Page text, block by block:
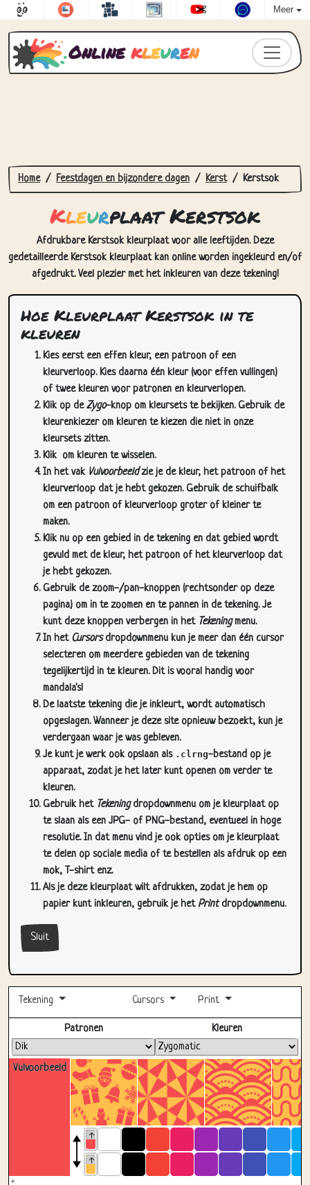
Meer
Online kleuren
Home Feestdagen en bijzondere dagen Kerst Kerstsok
Kleurplaat Kerstsok
Afdrukbare Kerstsok kleurplaat voor alle leeftijden. Deze
gedetailleerde Kerstsok kleurplaat kan online worden ingekleurd en/of
afgedrukt. Veel plezier met het inkleuren van deze tekening!
Hoe Kleurplaat Kerstsok in te
kleuren
Kies eerst een effen kleur, een patroon of een
kleurverloop. Kies daarna één kleur (voor effen vullingen)
of twee kleuren voor patronen en kleurverlopen.
Klik op deZygo-knop om kleursets te bekijken. Gebruik de
kleurenkiezer om kleuren te kiezen die niet in onze
kleursets zitten.
Klik om kleuren te wisselen.
In het vak Vulvoorbeeldzie je de kleur, het patroon of het
kleurverloop dat je hebt gekozen. Gebruik de schuifbalk
om een patroon of kleurverloop groter of kleiner te
maken.
Klik nu op een gebied in de tekening en dat gebied wordt
gevuld met de kleur, het patroon of het kleurverloop dat
je hebt gekozen.
Gebruik de zoom-/pan-knoppen (rechtsonder op deze
pagina) om in te zoomen en te pannen in de tekening. Je
kunt deze knoppen verbergen in het Tekeningmenu.
In het Cursorsdropdownmenu kun je meer dan één cursor
selecteren om meerdere gebieden van de tekening
tegelijkertijd in te kleuren. Dit is vooral handig voor
mandala's!
De laatste tekening die je inkleurt, wordt automatisch
opgeslagen. Wanneer je deze site opnieuw bezoekt, kun je
verdergaan waar je was gebleven.
Je kunt je werk ook opslaan als .clrng-bestand op je
apparaat, zodat je het later kunt openen om verder te
kleuren.
Gebruik het Tekeningdropdownmenu om je kleurplaat op
te slaan als een JPG- of PNG-bestand, eventueel in hoge
resolutie. In dat menu vind je ook opties om je kleurplaat
te delen op sociale media of te bestellen als afdruk op een
mok, T-shirt enz.
Als je deze kleurplaat wilt afdrukken, zodat je hem op
papier kunt inkleuren, gebruik je hetPrintdropdownmenu.
Sluit
Tekening Cursors Print
Volledig scherm
Vulvoorbeeld
Patronen Kleuren